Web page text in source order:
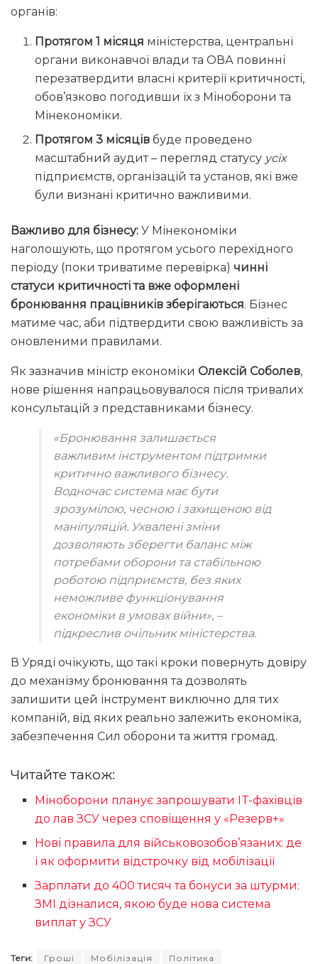
органів:
Протягом 1 місяця міністерства, центральні
органи виконавчої влади та ОВА повинні
перезатвердити власні критерії критичності,
обов’язково погодивши їх з Міноборони та
Мінекономіки.
Протягом 3 місяців буде проведено
масштабний аудит – перегляд статусу усіх
підприємств, організацій та установ, які вже
були визнані критично важливими.
Важливо для бізнесу: У Мінекономіки
наголошують, що протягом усього перехідного
періоду (поки триватиме перевірка) чинні
статуси критичності та вже оформлені
бронювання працівників зберігаються. Бізнес
матиме час, аби підтвердити свою важливість за
оновленими правилами.
Як зазначив міністр економіки Олексій Соболев,
нове рішення напрацьовувалося після тривалих
консультацій з представниками бізнесу.
«Бронювання залишається
важливим інструментом підтримки
критично важливого бізнесу.
Водночас система має бути
зрозумілою, чесною і захищеною від
маніпуляцій. Ухвалені зміни
дозволяють зберегти баланс між
потребами оборони та стабільною
роботою підприємств, без яких
неможливе функціонування
економіки в умовах війни», –
підкреслив очільник міністерства.
В Уряді очікують, що такі кроки повернуть довіру
до механізму бронювання та дозволять
залишити цей інструмент виключно для тих
компаній, від яких реально залежить економіка,
забезпечення Сил оборони та життя громад.
Читайте також:
Міноборони планує запрошувати IT-фахівців
до лав ЗСУ через сповіщення у «Резерв+»
Нові правила для військовозобов’язаних: де
і як оформити відстрочку від мобілізації
Зарплати до 400 тисяч та бонуси за штурми:
ЗМІ дізналися, якою буде нова система
виплат у ЗСУ
Теги: Гроші Мобілізація Політика